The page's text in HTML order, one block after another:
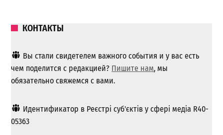
КОНТАКТЫ
Вы стали свидетелем важного события и у вас есть
чем поделится с редакцией? Пишите нам, мы
обязательно свяжемся с вами.
Идентификатор в Реєстрі суб'єктів у сфері медіа R40-
05363